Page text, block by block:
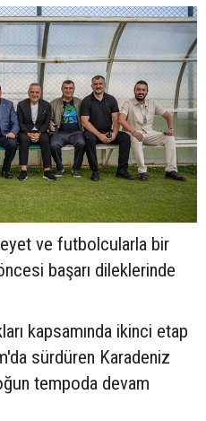
ve futbolcularla bir
başarı dileklerinde
kapsamında ikinci etap
sürdüren Karadeniz
tempoda devam